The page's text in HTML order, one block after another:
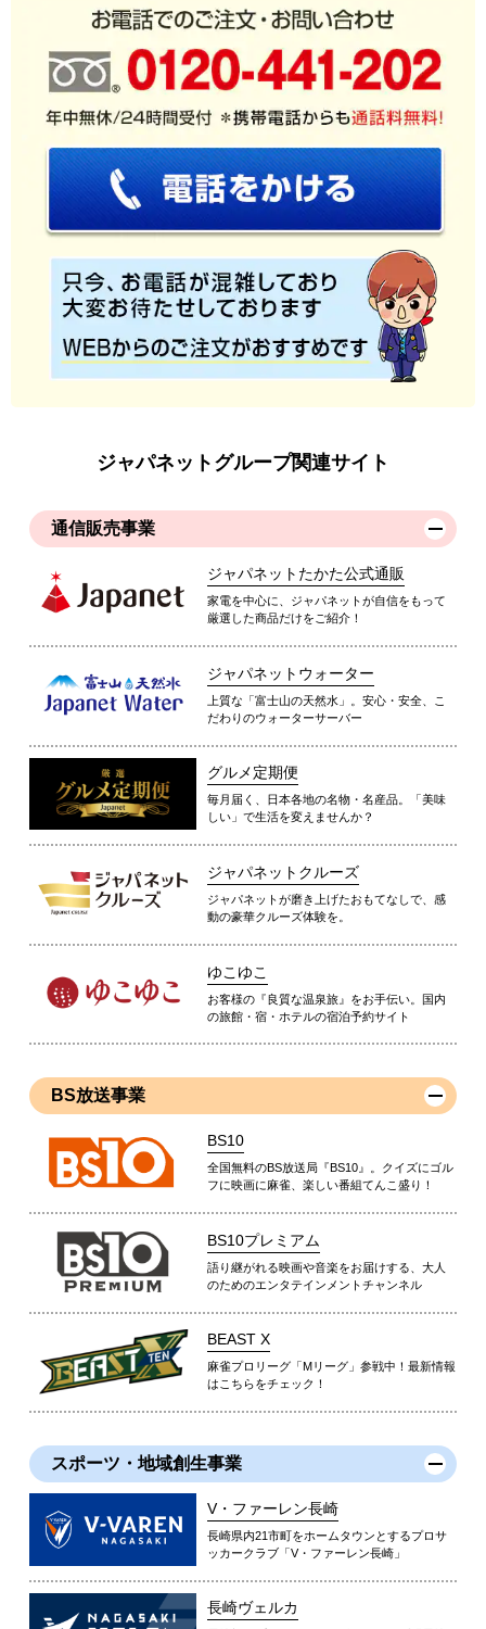
ジャパネットグループ関連サイト
通信販売事業
ジャパネットたかた公式通販
家電を中心に、ジャパネットが自信をもって
厳選した商品だけをご紹介！
ジャパネットウォーター
上質な「富士山の天然水」。安心・安全、こ
だわりのウォーターサーバー
グルメ定期便
毎月届く、日本各地の名物・名産品。「美味
しい」で生活を変えませんか？
ジャパネットクルーズ
ジャパネットが磨き上げたおもてなしで、感
動の豪華クルーズ体験を。
ゆこゆこ
お客様の『良質な温泉旅』をお手伝い。国内
の旅館・宿・ホテルの宿泊予約サイト
BS放送事業
BS10
全国無料のBS放送局『BS10』。クイズにゴル
フに映画に麻雀、楽しい番組てんこ盛り！
BS10プレミアム
語り継がれる映画や音楽をお届けする、大人
のためのエンタテインメントチャンネル
BEAST X
麻雀プロリーグ「Mリーグ」参戦中！最新情報
はこちらをチェック！
スポーツ・地域創生事業
V・ファーレン長崎
長崎県内21市町をホームタウンとするプロサ
ッカークラブ「V・ファーレン長崎」
長崎ヴェルカ